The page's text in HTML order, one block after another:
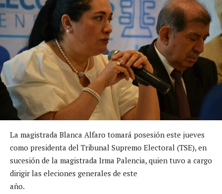
La magistrada Blanca Alfaro tomará posesión este jueves
como presidenta del Tribunal Supremo Electoral (TSE), en
sucesión de la magistrada Irma Palencia, quien tuvo a cargo
dirigir las eleciones generales de este
año.